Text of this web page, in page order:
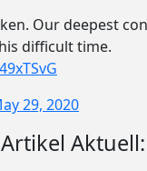
Our deepest
difficult time.
29, 2020
Aktuell: